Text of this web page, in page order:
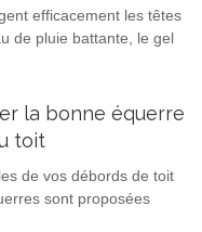
efficacement les têtes
de pluie battante, le gel
la bonne équerre
toit
de vos débords de toit
sont proposées